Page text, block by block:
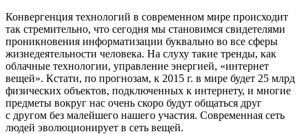
Конвергенция технологий в современном мире происходит
так стремительно, что сегодня мы становимся свидетелями
проникновения информатизации буквально во все сферы
жизнедеятельности человека. На слуху такие тренды, как
облачные технологии, управление энергией, «интернет
вещей». Кстати, по прогнозам, к 2015 г. в мире будет 25 млрд
физических объектов, подключенных к интернету, и многие
предметы вокруг нас очень скоро будут общаться друг
с другом без малейшего нашего участия. Современная сеть
людей эволюционирует в сеть вещей.